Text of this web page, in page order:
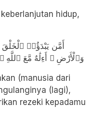
hidup,
أَمَّن يَبْدَؤُا۟
وَٱلْأَرْضِ ۗ أَءِلَٰهٌ مَّعَ ٱللَّهِ
(manusia dari
(lagi),
rezeki kepadamu